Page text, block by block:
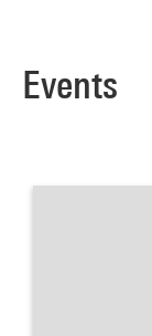
Events